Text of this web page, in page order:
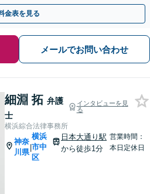
ール／ビデオ面談可】
金表を見る
メールでお問い合わせ
細淵 拓 弁護
士
インタビューを見
る
横浜綜合法律事務所
神奈
川県
|
横浜
市中
区
日本大通り駅
から徒歩1分
営業時間：
本日定休日